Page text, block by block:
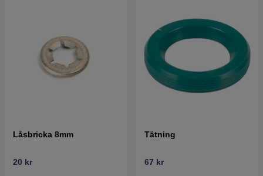
Låsbricka 8mm
20 kr
Tätning
67 kr